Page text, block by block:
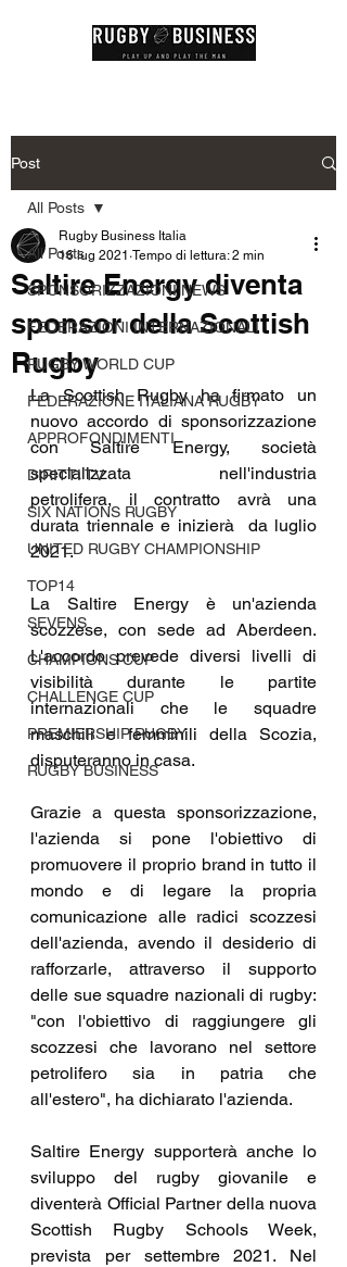
Post
All Posts
SPONSORIZZAZIONI NEWS
FEDERAZIONI INTERNAZIONALI
RUGBY WORLD CUP
FEDERAZIONE ITALIANA RUGBY
APPROFONDIMENTI
DIRITTI TV
SIX NATIONS RUGBY
UNITED RUGBY CHAMPIONSHIP
TOP14
SEVENS
CHAMPIONS CUP
CHALLENGE CUP
PREMIERSHIP RUGBY
RUGBY BUSINESS
All Posts
Saltire Energy diventa
sponsor della Scottish
Rugby
Rugby Business Italia
16 lug 2021 Tempo di lettura: 2 min
La Scottish Rugby ha firmato un
nuovo accordo di sponsorizzazione
con Saltire Energy, società
specializzata nell'industria
petrolifera, il contratto avrà una
durata triennale e inizierà  da luglio
2021.
La Saltire Energy è un'azienda
scozzese, con sede ad Aberdeen.
L'accordo prevede diversi livelli di
visibilità durante le partite
internazionali che le squadre
maschili e femminili della Scozia,
disputeranno in casa.
Grazie a questa sponsorizzazione,
l'azienda si pone l'obiettivo di
promuovere il proprio brand in tutto il
mondo e di legare la propria
comunicazione alle radici scozzesi
dell'azienda, avendo il desiderio di
rafforzarle, attraverso il supporto
delle sue squadre nazionali di rugby:
"con l'obiettivo di raggiungere gli
scozzesi che lavorano nel settore
petrolifero sia in patria che
all'estero", ha dichiarato l'azienda.
Saltire Energy supporterà anche lo
sviluppo del rugby giovanile e
diventerà Official Partner della nuova
Scottish Rugby Schools Week,
prevista per settembre 2021. Nel